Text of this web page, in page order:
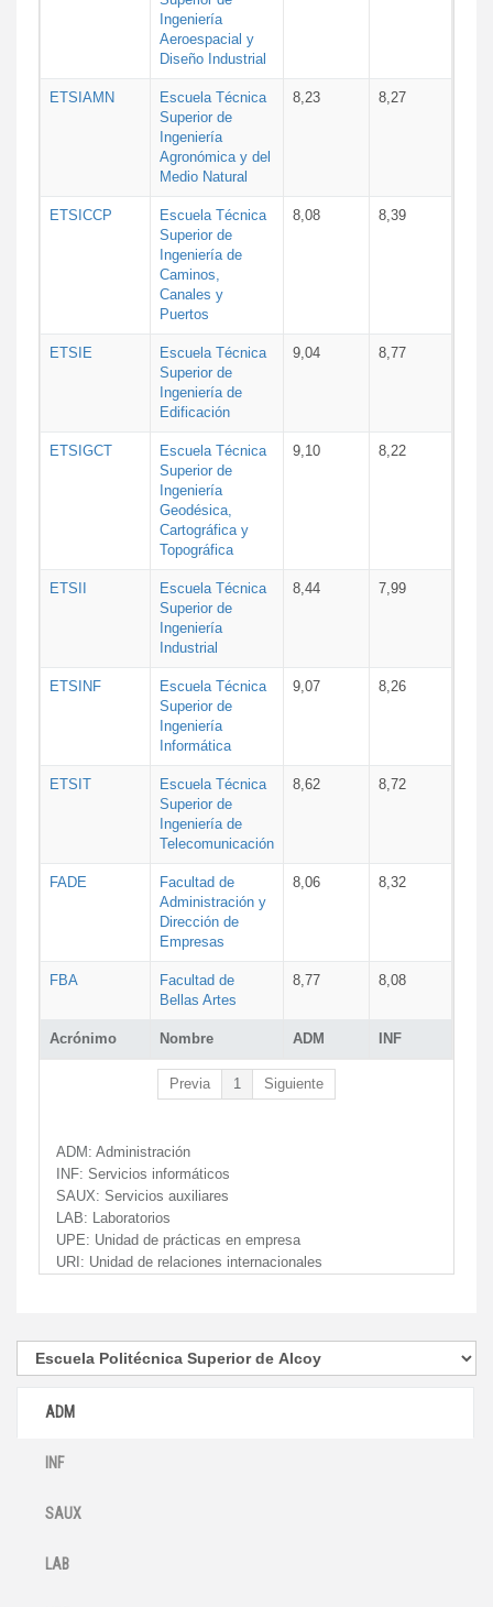
Acrónimo Nombre ADM INF
Ingeniería
Aeroespacial y
Diseño Industrial
ETSIAMN
Escuela Técnica
Superior de
Ingeniería
Agronómica y del
Medio Natural
8,23 8,27
ETSICCP
Escuela Técnica
Superior de
Ingeniería de
Caminos,
Canales y
Puertos
8,08 8,39
ETSIE
Escuela Técnica
Superior de
Ingeniería de
Edificación
9,04 8,77
ETSIGCT
Escuela Técnica
Superior de
Ingeniería
Geodésica,
Cartográfica y
Topográfica
9,10 8,22
ETSII
Escuela Técnica
Superior de
Ingeniería
Industrial
8,44 7,99
ETSINF
Escuela Técnica
Superior de
Ingeniería
Informática
9,07 8,26
ETSIT
Escuela Técnica
Superior de
Ingeniería de
Telecomunicación
8,62 8,72
FADE
Facultad de
Administración y
Dirección de
Empresas
8,06 8,32
FBA
Facultad de
Bellas Artes
8,77 8,08
Previa 1 Siguiente
ADM: Administración
INF: Servicios informáticos
SAUX: Servicios auxiliares
LAB: Laboratorios
UPE: Unidad de prácticas en empresa
URI: Unidad de relaciones internacionales
ADM
INF
SAUX
LAB